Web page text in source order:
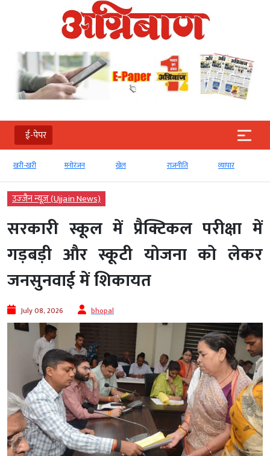
ई-पेपर
खरी-खरी मनोरंजन खेल राजनीति व्‍यापार
उज्‍जैन न्यूज़ (Ujjain News)
सरकारी स्कूल में प्रैक्टिकल परीक्षा में
गड़बड़ी और स्कूटी योजना को लेकर
जनसुनवाई में शिकायत
July 08, 2026 bhopal